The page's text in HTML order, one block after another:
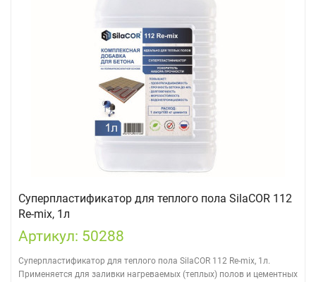
Суперпластификатор для теплого пола SilaCOR 112
Re-mix, 1л
Артикул: 50288
Суперпластификатор для теплого пола SilaCOR 112 Re-mix, 1л.
Применяется для заливки нагреваемых (теплых) полов и цементных